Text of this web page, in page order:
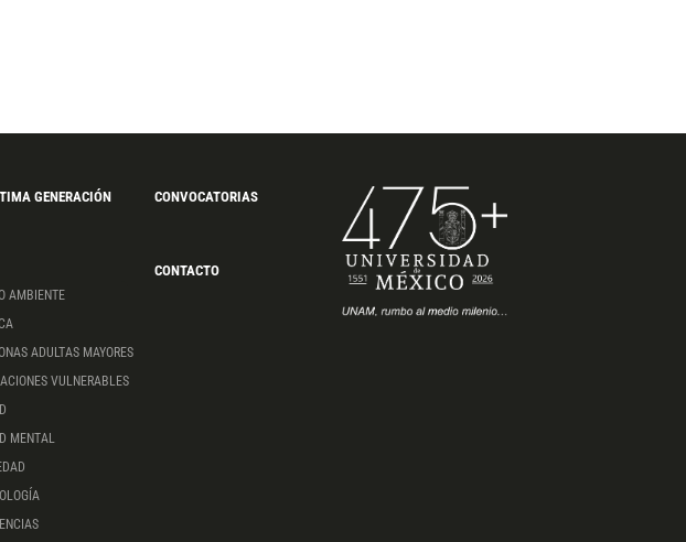
GENERACIÓN CONVOCATORIAS
AMBIENTE
ADULTAS MAYORES
VULNERABLES
MENTAL
CONTACTO